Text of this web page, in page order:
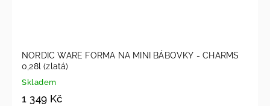
NORDIC WARE FORMA NA MINI BÁBOVKY - CHARMS
0,28l (zlatá)
Skladem
1 349 Kč